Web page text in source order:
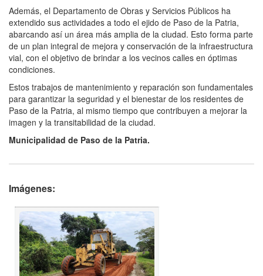
Además, el Departamento de Obras y Servicios Públicos ha
extendido sus actividades a todo el ejido de Paso de la Patria,
abarcando así un área más amplia de la ciudad. Esto forma parte
de un plan integral de mejora y conservación de la infraestructura
vial, con el objetivo de brindar a los vecinos calles en óptimas
condiciones.
Estos trabajos de mantenimiento y reparación son fundamentales
para garantizar la seguridad y el bienestar de los residentes de
Paso de la Patria, al mismo tiempo que contribuyen a mejorar la
imagen y la transitabilidad de la ciudad.
Municipalidad de Paso de la Patria.
Imágenes: